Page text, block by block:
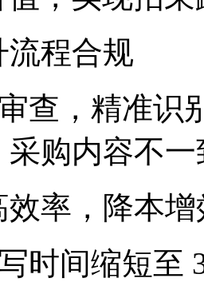
流程合规
查，精准
、采购内容不
率，降本
时间缩短至